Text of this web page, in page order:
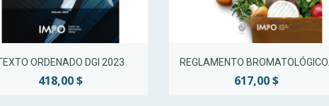
Vista rápida
ORDENADO DGI 2023
418,00 $
Vista rápida
REGLAMENTO BROMATOLÓGICO...
617,00 $